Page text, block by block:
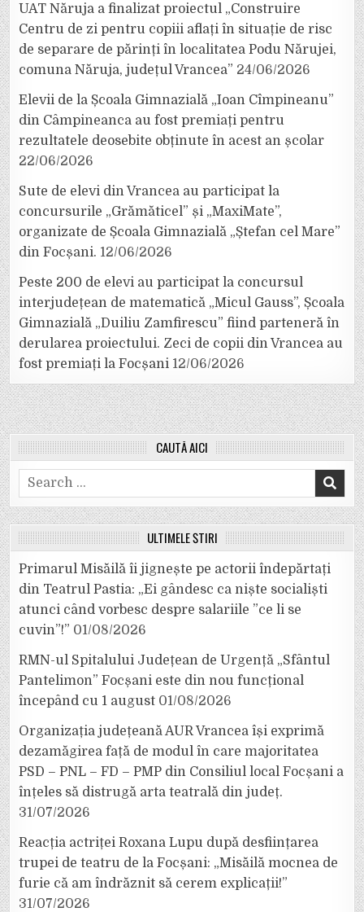
UAT Năruja a finalizat proiectul „Construire
Centru de zi pentru copiii aflați în situație de risc
de separare de părinți în localitatea Podu Nărujei,
comuna Năruja, județul Vrancea” 24/06/2026
Elevii de la Școala Gimnazială „Ioan Cîmpineanu”
din Câmpineanca au fost premiați pentru
rezultatele deosebite obținute în acest an școlar
22/06/2026
Sute de elevi din Vrancea au participat la
concursurile „Grămăticel” și „MaxiMate”,
organizate de Școala Gimnazială „Ștefan cel Mare”
din Focșani. 12/06/2026
Peste 200 de elevi au participat la concursul
interjudețean de matematică „Micul Gauss”, Școala
Gimnazială „Duiliu Zamfirescu” fiind parteneră în
derularea proiectului. Zeci de copii din Vrancea au
fost premiați la Focșani 12/06/2026
CAUTĂ AICI
Search
for:
ULTIMELE ȘTIRI
Primarul Misăilă îi jignește pe actorii îndepărtați
din Teatrul Pastia: „Ei gândesc ca niște socialiști
atunci când vorbesc despre salariile ”ce li se
cuvin”!” 01/08/2026
RMN-ul Spitalului Județean de Urgență „Sfântul
Pantelimon” Focșani este din nou funcțional
începând cu 1 august 01/08/2026
Organizația județeană AUR Vrancea își exprimă
dezamăgirea față de modul în care majoritatea
PSD – PNL – FD – PMP din Consiliul local Focșani a
înțeles să distrugă arta teatrală din județ.
31/07/2026
Reacția actriței Roxana Lupu după desființarea
trupei de teatru de la Focșani: „Misăilă mocnea de
furie că am îndrăznit să cerem explicații!”
31/07/2026